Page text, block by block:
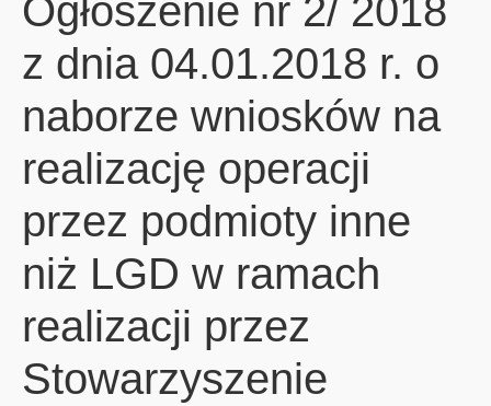
Ogłoszenie nr 2/ 2018
z dnia 04.01.2018 r. o
naborze wniosków na
realizację operacji
przez podmioty inne
niż LGD w ramach
realizacji przez
Stowarzyszenie